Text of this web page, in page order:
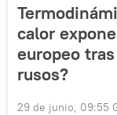
calor
europeo
rusos?
29 de junio, 09:55